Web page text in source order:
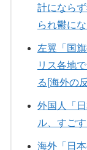
計になら
られ鬱に
左翼「国
リス各地
る[海外の
外国人「
ル、すご
海外「日